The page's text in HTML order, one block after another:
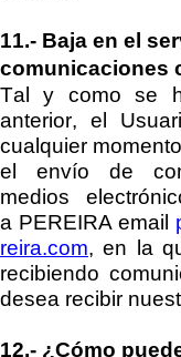
11.- Baja en el
comunicaciones
Tal y como se
anterior, el
cualquier
el envío de
medios
a PEREIRA email
reira.com, en la
recibiendo
desea recibir
12.- ¿Cómo